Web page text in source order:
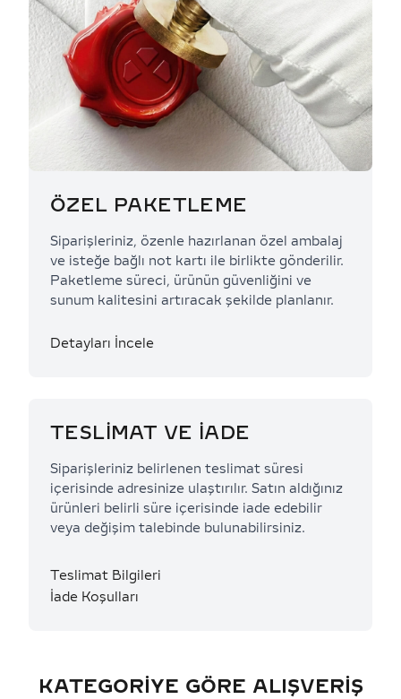
ÖZEL PAKETLEME
Siparişleriniz, özenle hazırlanan özel ambalaj
ve isteğe bağlı not kartı ile birlikte gönderilir.
Paketleme süreci, ürünün güvenliğini ve
sunum kalitesini artıracak şekilde planlanır.
Detayları İncele
TESLİMAT VE İADE
Siparişleriniz belirlenen teslimat süresi
içerisinde adresinize ulaştırılır. Satın aldığınız
ürünleri belirli süre içerisinde iade edebilir
veya değişim talebinde bulunabilirsiniz.
Teslimat Bilgileri
İade Koşulları
KATEGORIYE GÖRE ALIŞVERIŞ